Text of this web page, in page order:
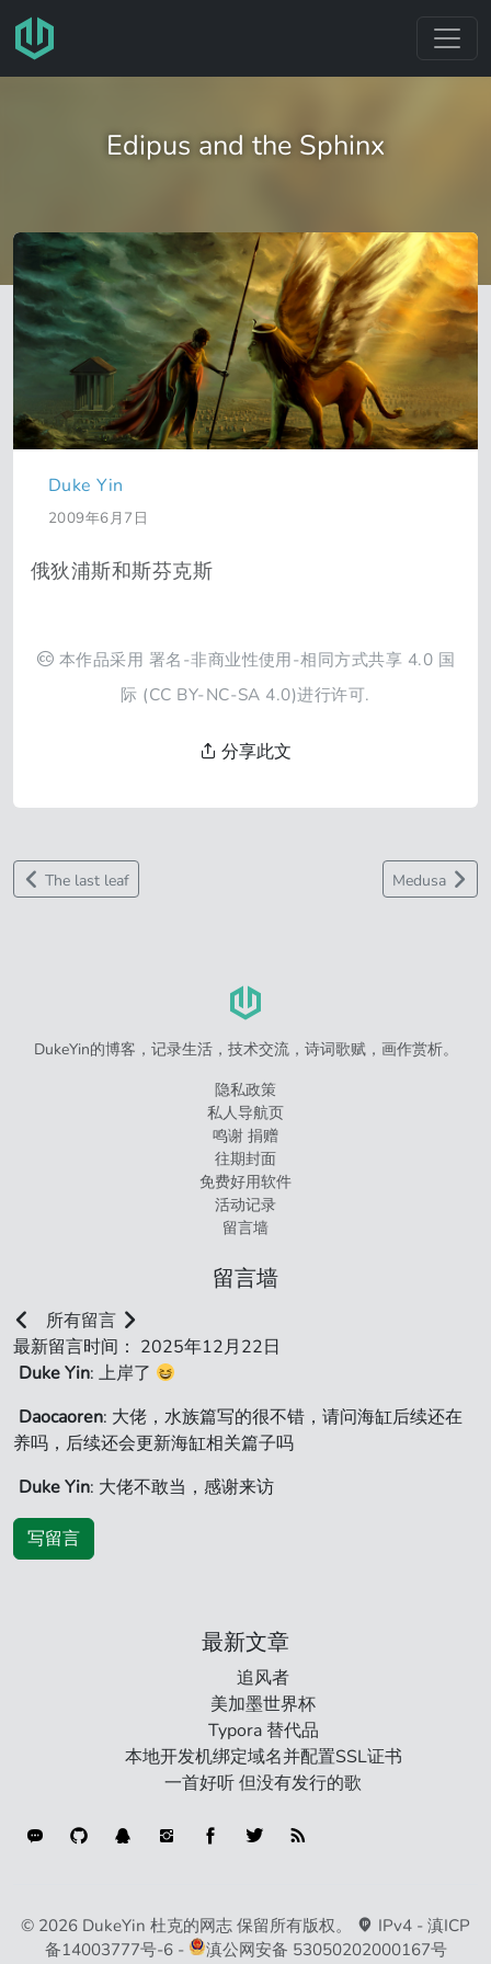
跳转至主要内容
Edipus and the Sphinx
Duke Yin
2009年6月7日
俄狄浦斯和斯芬克斯
本作品采用 署名-非商业性使用-相同方式共享 4.0 国
际 (CC BY-NC-SA 4.0)进行许可.
分享此文
The last leaf Medusa
DukeYin的博客，记录生活，技术交流，诗词歌赋，画作赏析。
隐私政策
私人导航页
鸣谢 捐赠
往期封面
免费好用软件
活动记录
留言墙
留言墙
所有留言
最新留言时间： 2025年12月22日
Duke Yin: 上岸了
Daocaoren: 大佬，水族篇写的很不错，请问海缸后续还在
养吗，后续还会更新海缸相关篇子吗
Duke Yin: 大佬不敢当，感谢来访
写留言
最新文章
追风者
美加墨世界杯
Typora 替代品
本地开发机绑定域名并配置SSL证书
一首好听 但没有发行的歌
© 2026 DukeYin 杜克的网志 保留所有版权。 连接类型
IPv4 - 滇ICP
备14003777号-6- 滇公网安备 53050202000167号